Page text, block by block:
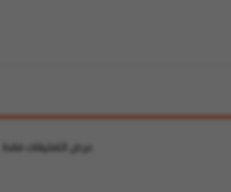
عرض التعليقات فقط